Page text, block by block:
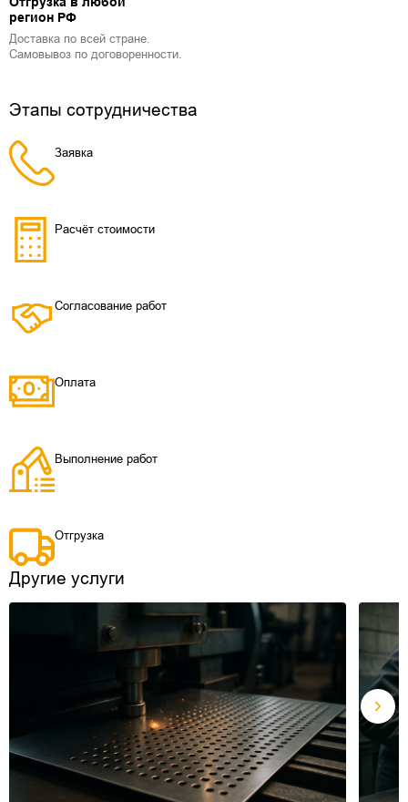
регион РФ
Доставка по всей стране.
Самовывоз по договоренности.
Этапы сотрудничества
Заявка
Расчёт стоимости
Согласование работ
Оплата
Выполнение работ
Отгрузка
Другие услуги